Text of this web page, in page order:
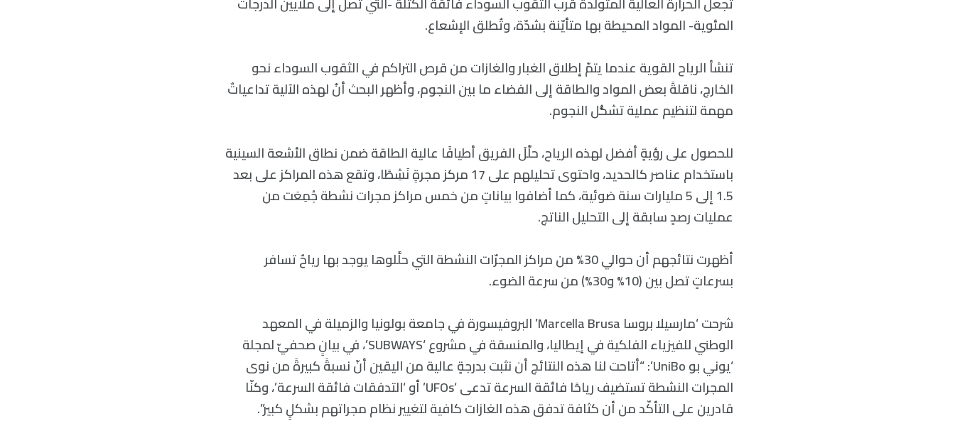
المئوية- المواد المحيطة بها متأيّنة بشدّة، وتُطلق الإشعاع.
تنشأ الرياح القوية عندما يتمّ إطلاق الغبار والغازات من قرص التراكم في الثقوب السوداء نحو
الخارج، ناقلةً بعض المواد والطاقة إلى الفضاء ما بين النجوم، وأظهر البحث أنّ لهذه الآلية تداعياتٌ
مهمة لتنظيم عملية تشكُّل النجوم.
للحصول على رؤيةٍ أفضل لهذه الرياح، حلَّلَ الفريق أطيافًا عالية الطاقة ضمن نطاق الأشعة السينية
باستخدام عناصر كالحديد، واحتوى تحليلهم على 17 مركز مجرةٍ نَشِطًا، وتقع هذه المراكز على بعد
1.5 إلى 5 مليارات سنة ضوئية، كما أضافوا بياناتٍ من خمس مراكز مجرات نشطة جُمِعَت من
عمليات رصدٍ سابقة إلى التحليل الناتج.
أظهرت نتائجهم أن حوالي 30% من مراكز المجرّات النشطة التي حلَّلوها يوجد بها رياحٌ تسافر
بسرعاتٍ تصل بين (10% و30%) من سرعة الضوء.
شرحت ‘مارسيلا بروسا Marcella Brusa’ البروفيسورة في جامعة بولونيا والزميلة في المعهد
الوطني للفيزياء الفلكية في إيطاليا، والمنسقة في مشروع ‘SUBWAYS’، في بيانٍ صحفيّ لمجلة
‘يوني بو UniBo’: “أتاحت لنا هذه النتائج أن نثبت بدرجةٍ عالية من اليقين أنّ نسبةً كبيرةً من نوى
المجرات النشطة تستضيف رياحًا فائقة السرعة تدعى ‘UFOs’ أو ‘التدفقات فائقة السرعة’، وكنّا
قادرين على التأكّد من أن كثافة تدفق هذه الغازات كافية لتغيير نظام مجراتهم بشكلٍ كبير”.